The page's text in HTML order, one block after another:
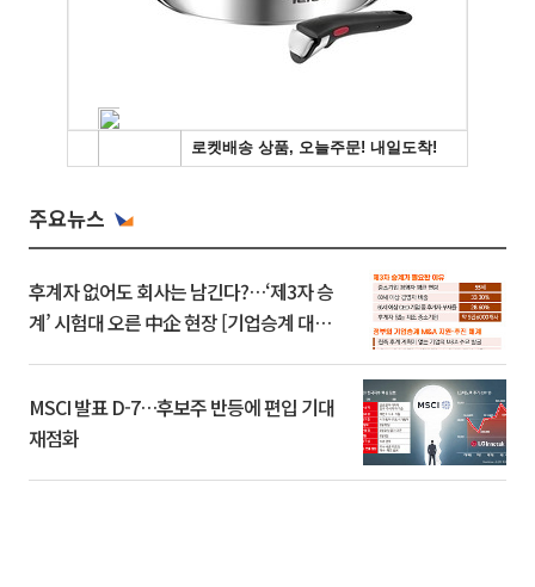
주요뉴스
후계자 없어도 회사는 남긴다?…‘제3자 승
계’ 시험대 오른 中企 현장 [기업승계 대전
MSCI 발표 D-7…후보주 반등에 편입 기대
재점화